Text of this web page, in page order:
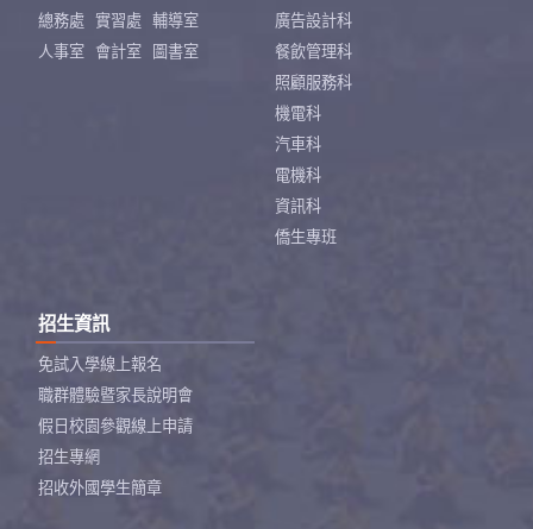
總務處
實習處
輔導室
人事室
會計室 圖書室
廣告設計科
餐飲管理科
照顧服務科
機電科
汽車科
電機科
資訊科
僑生專班
招生資訊
免試入學線上報名
職群體驗暨家長說明會
假日校園參觀線上申請
招生專網
招收外國學生簡章